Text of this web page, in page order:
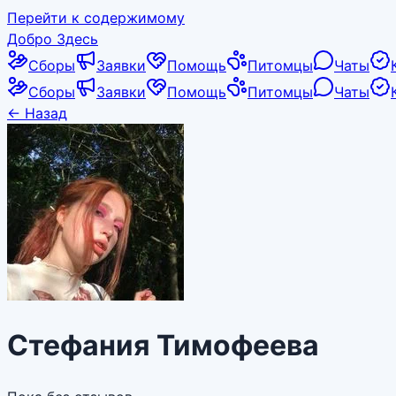
Перейти к содержимому
Добро Здесь
Сборы
Заявки Помощь Питомцы Чаты
Сборы
Заявки Помощь Питомцы Чаты
← Назад
Стефания Тимофеева